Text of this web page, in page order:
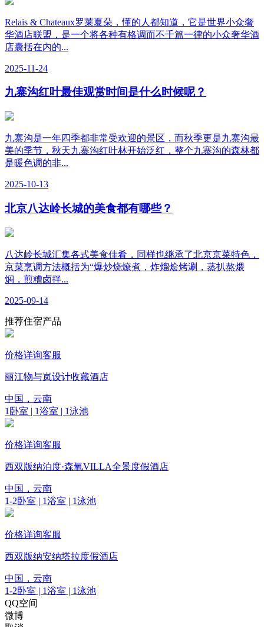
Relais & Chateaux罗莱夏朵，懂的人都知道，它是世界小众奢
华酒店联盟，是一个将各种有格调而不千篇一律的小众奢华酒
店囊括在内的...
2025-11-24
九寨沟红叶最佳观赏时间是什么时候呢？
九寨沟是一年四季都非常受欢迎的景区，而秋季更是九寨沟最
美的季节，秋天九寨沟红叶林开始泛红，整个九寨沟的森林都
是暖色调的非...
2025-10-13
北京八达岭长城的美食都有哪些？
八达岭长城汇集各式美食佳肴，同样也继承了北京京菜特色，
京菜烹调方法概括为“爆炒烧燎煮，炸熘烩烤涮，蒸扒熬煨
焖，煎糟卤拌...
2025-09-14
推荐住宿产品
价格详询客服
丽江物与岚设计收藏酒店
中国，云南
1卧室 | 1浴室 | 1泳池
价格详询客服
西双版纳泊度·森氧VILLA全景度假酒店
中国，云南
1-2卧室 | 1浴室 | 1泳池
价格详询客服
西双版纳安纳塔拉度假酒店
中国，云南
1-2卧室 | 1浴室 | 1泳池
QQ空间
微博